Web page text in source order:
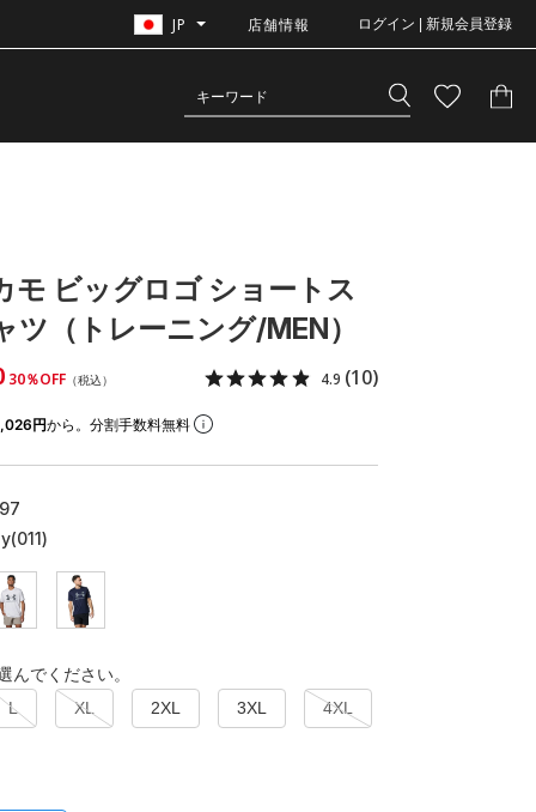
JP 店舗情報 ログイン | 新規会員登録
モ ビッグロゴ ショートス
ツ（トレーニング/MEN）
30％OFF （税込） 4.9 (10)
円から。分割手数料無料
んでください。
L XL 2XL 3XL 4XL